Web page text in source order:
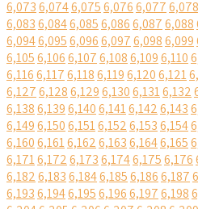
6,0736,0746,0756,0766,0776,078
6,0836,0846,0856,0866,0876,088
6,0946,0956,0966,0976,0986,099
6,1056,1066,1076,1086,1096,110
6,1166,1176,1186,1196,1206,121
6,1276,1286,1296,1306,1316,132
6,1386,1396,1406,1416,1426,143
6,1496,1506,1516,1526,1536,154
6,1606,1616,1626,1636,1646,165
6,1716,1726,1736,1746,1756,176
6,1826,1836,1846,1856,1866,187
6,1936,1946,1956,1966,1976,198